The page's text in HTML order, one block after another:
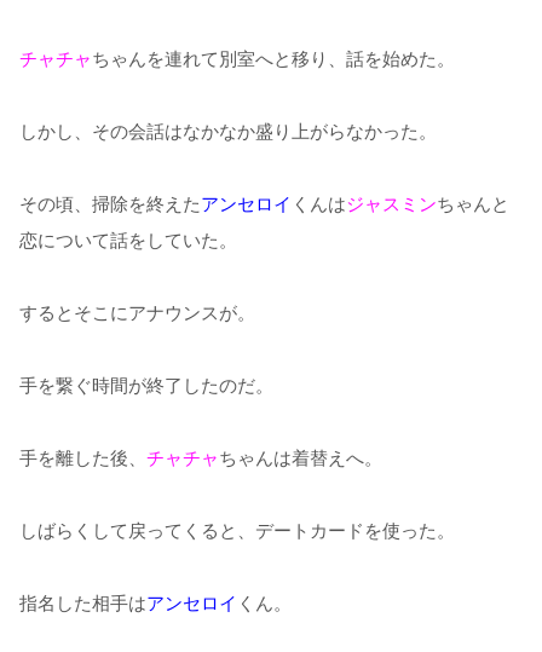
チャチャちゃんを連れて別室へと移り、話を始めた。
しかし、その会話はなかなか盛り上がらなかった。
その頃、掃除を終えたアンセロイ くんはジャスミンちゃんと
恋について話をしていた。
するとそこにアナウンスが。
手を繋ぐ時間が終了したのだ。
手を離した後、 チャチャちゃんは着替えへ。
しばらくして戻ってくると、デートカードを使った。
指名した相手はアンセロイ くん。